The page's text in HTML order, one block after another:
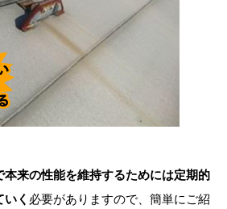
本来の性能を維持するためには定期的
く 必要がありますので、簡単にご紹